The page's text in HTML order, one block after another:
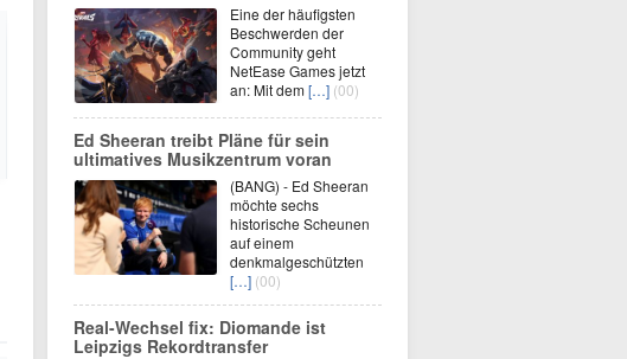
Eine der häufigsten
Beschwerden der
Community geht
NetEase Games jetzt
an: Mit dem[…] (00)
Ed Sheeran treibt Pläne für sein
ultimatives Musikzentrum voran
(BANG) - Ed Sheeran
möchte sechs
historische Scheunen
auf einem
denkmalgeschützten
[…] (00)
Real-Wechsel fix: Diomande ist
Leipzigs Rekordtransfer